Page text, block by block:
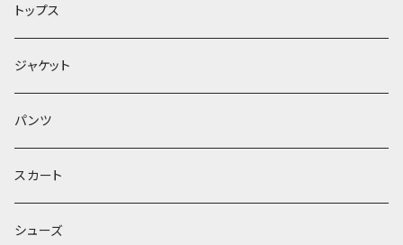
トップス
ジャケット
パンツ
スカート
シューズ